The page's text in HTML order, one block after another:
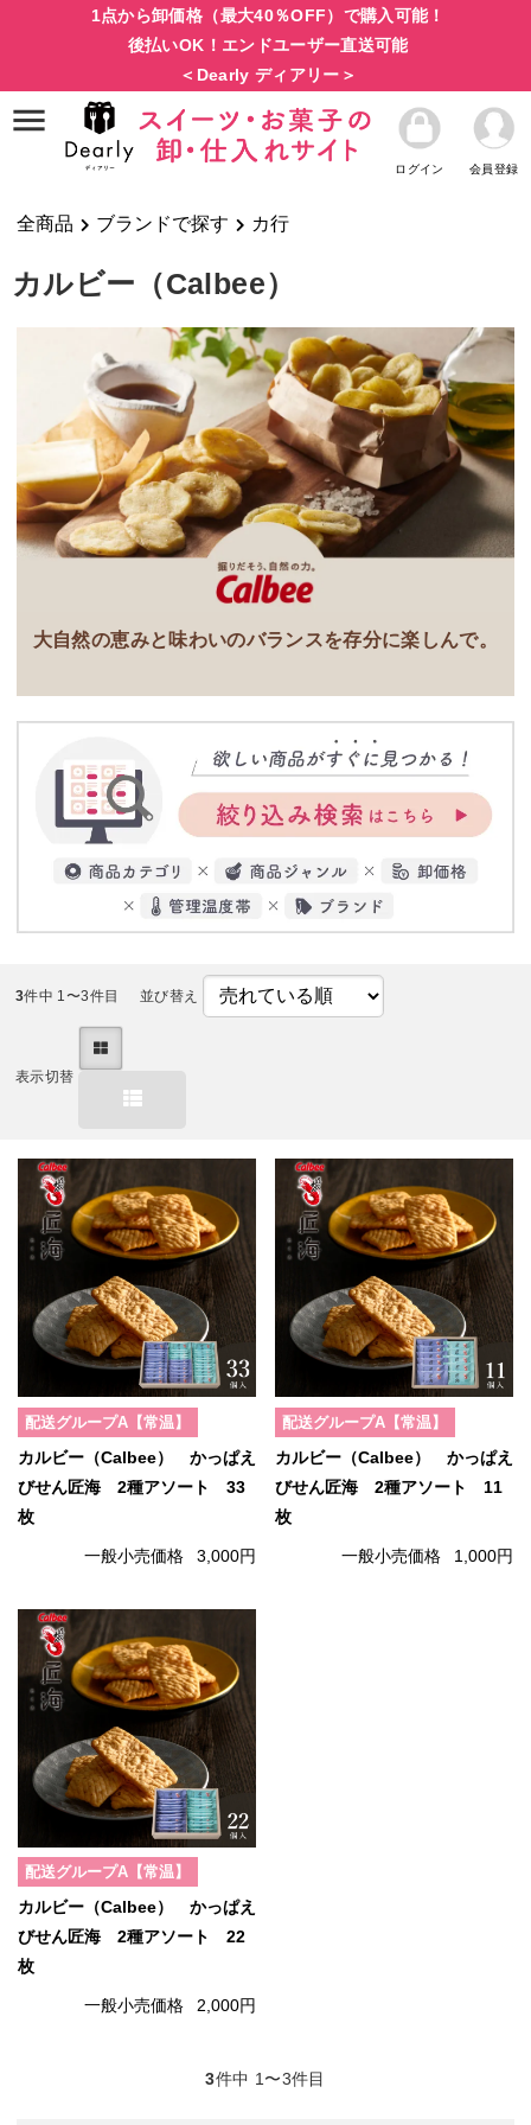
1点から卸価格（最大40％OFF）で購入可能！
後払いOK！エンドユーザー直送可能
＜Dearly ディアリー＞
ログイン 会員登録
全商品 ブランドで探す カ行
カルビー（Calbee）
大自然の恵みと味わいのバランスを存分に楽しんで。
3件中 1〜3件目 並び替え
表示切替
配送グループA【常温】
カルビー（Calbee） かっぱえ
びせん匠海 2種アソート 33
枚
一般小売価格 3,000円
配送グループA【常温】
カルビー（Calbee） かっぱえ
びせん匠海 2種アソート 11
枚
一般小売価格 1,000円
配送グループA【常温】
カルビー（Calbee） かっぱえ
びせん匠海 2種アソート 22
枚
一般小売価格 2,000円
3件中 1〜3件目